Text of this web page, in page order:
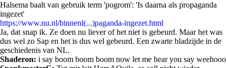
Halsema baalt van gebruik term 'pogrom': 'Is daarna als propaganda
ingezet'
https://www.nu.nl/binnenl(...)paganda-ingezet.html
Ja, dat snap ik. Ze doen nu liever of het niet is gebeurd. Maar het was
dus wel zo Sap en het is dus wel gebeurd. Een zwarte bladzijde in de
geschiedenis van NL.
Shaderon: i say boom boom boom now let me hear you say weehooo